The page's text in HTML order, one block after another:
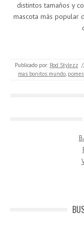
distintos tamaños y
mascota más popular
Publicado por: Rod Stylezz
mas bonitos mundo,